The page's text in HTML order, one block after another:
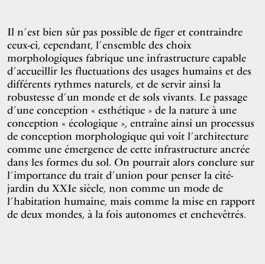
Il n’est bien sûr pas possible de figer et contraindre
ceux-ci, cependant, l’ensemble des choix
morphologiques fabrique une infrastructure capable
d’accueillir les fluctuations des usages humains et des
différents rythmes naturels, et de servir ainsi la
robustesse d’un monde et de sols vivants. Le passage
d’une conception « esthétique » de la nature à une
conception « écologique », entraîne ainsi un processus
de conception morphologique qui voit l’architecture
comme une émergence de cette infrastructure ancrée
dans les formes du sol. On pourrait alors conclure sur
l’importance du trait d’union pour penser la cité-
jardin du XXIe siècle, non comme un mode de
l’habitation humaine, mais comme la mise en rapport
de deux mondes, à la fois autonomes et enchevêtrés.